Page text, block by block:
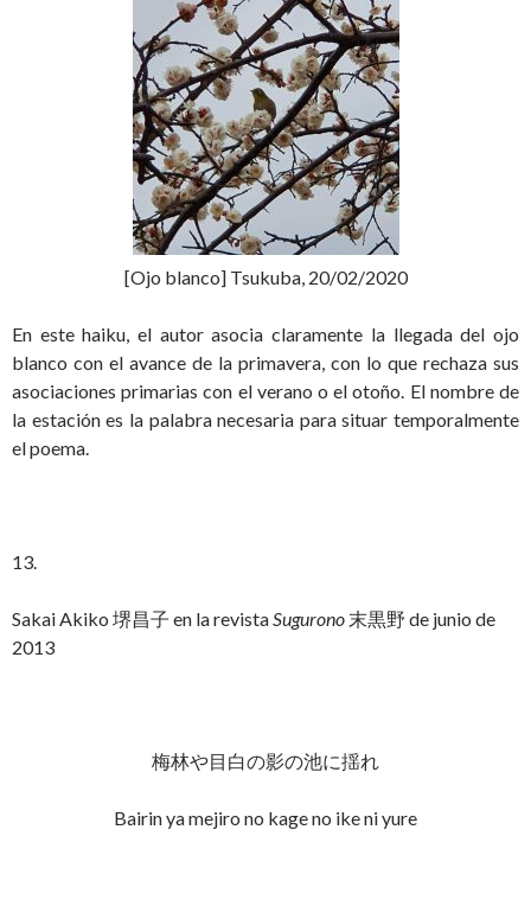
[Ojo blanco] Tsukuba, 20/02/2020
En este haiku, el autor asocia claramente la llegada del ojo
blanco con el avance de la primavera, con lo que rechaza sus
asociaciones primarias con el verano o el otoño. El nombre de
la estación es la palabra necesaria para situar temporalmente
el poema.
13.
Sakai Akiko 堺昌子 en la revistaSugurono 末黒野 de junio de
2013
梅林や目白の影の池に揺れ
Bairin ya mejiro no kage no ike ni yure